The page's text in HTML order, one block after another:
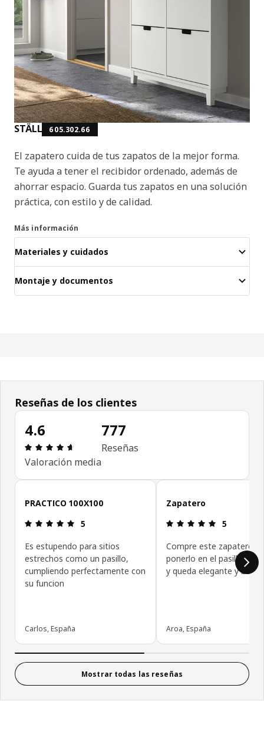
STÄLL 605.302.66
El zapatero cuida de tus zapatos de la mejor forma.
Te ayuda a tener el recibidor ordenado, además de
ahorrar espacio. Guarda tus zapatos en una solución
práctica, con estilo y de calidad.
Más información
Materiales y cuidados
Montaje y documentos
Reseñas de los clientes
4.6
Reseña: 4.6 de 5 estrellas. Revisiones totales:
Valoración media
777
Reseñas
Omitir las opiniones de los clientes
PRACTICO 100X100
Reseña: 5 de 5 estrellas.
5
Es estupendo para sitios
estrechos como un pasillo,
cumpliendo perfectamente con
su funcion
Carlos, España
Zapatero
Reseña: 5
5
Compre este zapatero
ponerlo en el pasillo de
y queda elegante y
Aroa, España
Mostrar todas las reseñas